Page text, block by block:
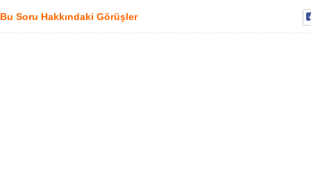
Bu Soru Hakkındaki Görüşler